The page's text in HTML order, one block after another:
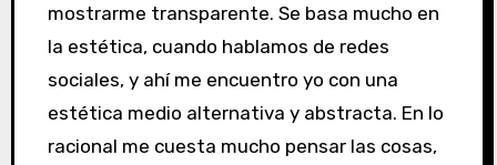
mostrarme transparente. Se basa mucho en
la estética, cuando hablamos de redes
sociales, y ahí me encuentro yo con una
estética medio alternativa y abstracta. En lo
racional me cuesta mucho pensar las cosas,